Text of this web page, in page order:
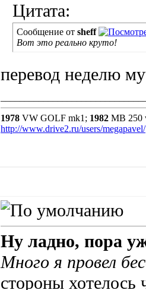
Цитата:
Сообщение от sheff
Вот это реально круто!
перевод неделю
1978 VW GOLF mk1; 1982 MB 250
http://www.drive2.ru/users/megapavel/
Ну ладно, пора
Много я провел
стороны хотелось